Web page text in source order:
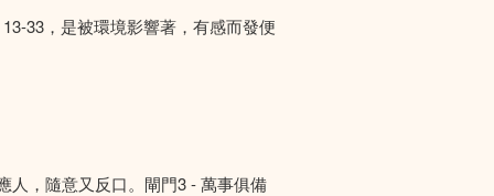
33，是被環境影響著，有感而發便
人，隨意又反口。閘門3 - 萬事俱備